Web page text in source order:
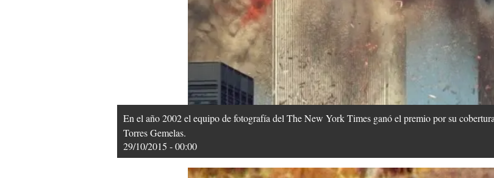
En el año 2002 el equipo de fotografía del The New York Times ganó el premio por su
Torres Gemelas.
29/10/2015 - 00:00